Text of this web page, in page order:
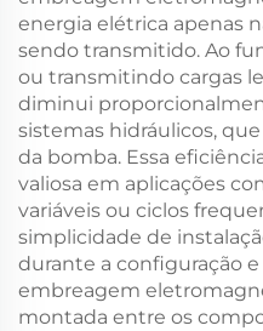
energia elétrica apenas
sendo transmitido. Ao
ou transmitindo cargas
diminui
sistemas hidráulicos,
da bomba. Essa
valiosa em aplicações
variáveis ou ciclos
simplicidade de
durante a configuração
embreagem
montada entre os